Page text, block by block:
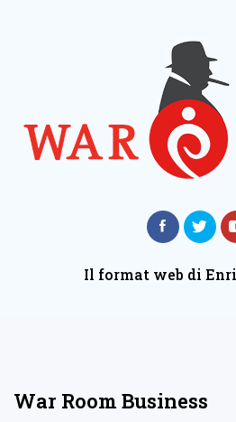
Il format web di
War Room Business